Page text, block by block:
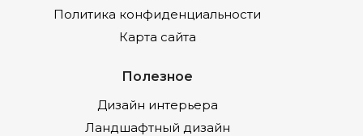
Политика конфиденциальности
Карта сайта
Полезное
Дизайн интерьера
Ландшафтный дизайн